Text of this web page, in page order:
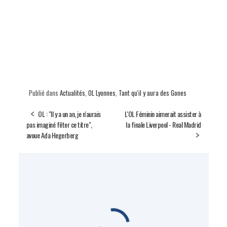
Publié dans Actualités, OL Lyonnes, Tant qu'il y aura des Gones
OL : "Il y a un an, je n'aurais
pas imaginé fêter ce titre",
avoue Ada Hegerberg
L'OL Féminin aimerait assister à
la finale Liverpool - Real Madrid